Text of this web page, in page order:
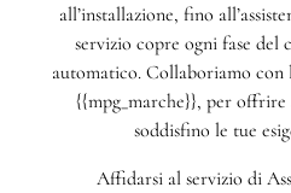
all’installazione, fino
servizio copre ogni fase del
automatico. Collaboriamo
{{mpg_marche}}, per offrire
soddisfino le tue
Affidarsi al servizio di